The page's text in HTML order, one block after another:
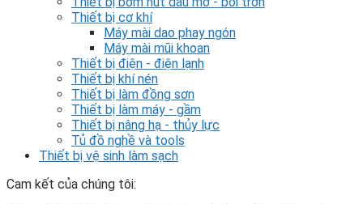
Thiết bị cơ khí
Máy mài dao phay ngón
Máy mài mũi khoan
Thiết bị điện - điện lạnh
Thiết bị khí nén
Thiết bị làm đồng sơn
Thiết bị làm máy - gầm
Thiết bị nâng hạ - thủy lực
Tủ đồ nghề và tools
Thiết bị vệ sinh làm sạch
Cam kết của chúng tôi: